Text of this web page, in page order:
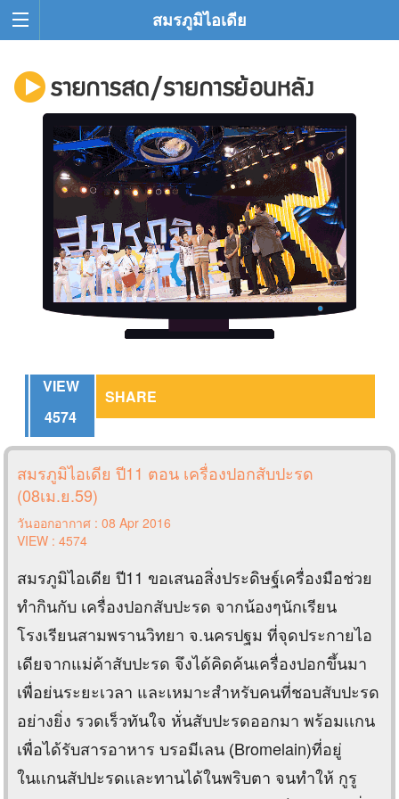
สมรภูมิไอเดีย
VIEW
4574
SHARE
สมรภูมิไอเดีย ปี11 ตอน เครื่องปอกสับปะรด
(08เม.ย.59)
วันออกอากาศ : 08 Apr 2016
VIEW : 4574
สมรภูมิไอเดีย ปี11 ขอเสนอสิ่งประดิษฐ์เครื่องมือช่วย
ทำกินกับ เครื่องปอกสับปะรด จากน้องๆนักเรียน
โรงเรียนสามพรานวิทยา จ.นครปฐม ที่จุดประกายไอ
เดียจากแม่ค้าสับปะรด จึงได้คิดค้นเครื่องปอกขึ้นมา
เพื่อย่นระยะเวลา และเหมาะสำหรับคนที่ชอบสับปะรด
อย่างยิ่ง รวดเร็วทันใจ หั่นสับปะรดออกมา พร้อมเเกน
เพื่อได้รับสารอาหาร บรอมีเลน (ฺBromelain)ที่อยู่
ในเเกนสัปปะรดเเละทานได้ในพริบตา จนทำให้ กูรู